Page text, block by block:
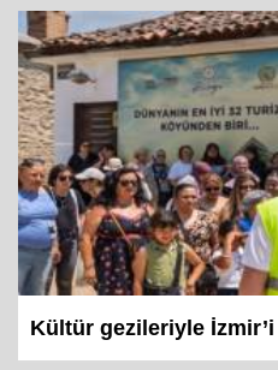
Kültür gezileriyle